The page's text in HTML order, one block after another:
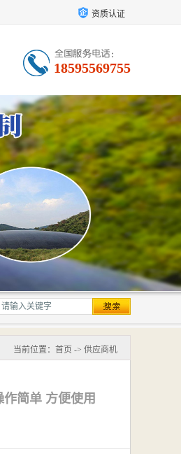
资质认证
18595569755
当前位置： 首页 -> 供应商机
简单 方便使用